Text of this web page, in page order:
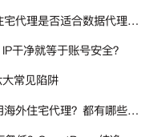
如何测试该海外住宅代理是否适合数据代理使用？
干净就等于账号安全？
常见陷阱
企业为什么要选用海外住宅代理？都有哪些帮助？